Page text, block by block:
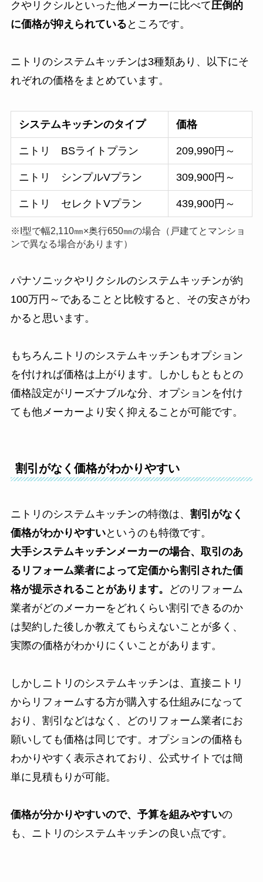
クやリクシルといった他メーカーに比べて圧倒的
に価格が抑えられている ところです。
ニトリのシステムキッチンは3種類あり、以下にそ
れぞれの価格をまとめています。
システムキッチンのタイプ 価格
ニトリ BSライトプラン 209,990円～
ニトリ シンプルVプラン 309,900円～
ニトリ セレクトVプラン 439,900円～
※I型で幅2,110㎜×奥行650㎜の場合（戸建てとマンショ
ンで異なる場合があります）
パナソニックやリクシルのシステムキッチンが約
100万円～であることと比較すると、その安さがわ
かると思います。
もちろんニトリのシステムキッチンもオプション
を付ければ価格は上がります。しかしもともとの
価格設定がリーズナブルな分、オプションを付け
ても他メーカーより安く抑えることが可能です。
割引がなく価格がわかりやすい
ニトリのシステムキッチンの特徴は、 割引がなく
価格がわかりやすいというのも特徴です。
大手システムキッチンメーカーの場合、取引のあ
るリフォーム業者によって定価から割引された価
格が提示されることがあります。
どのリフォーム
業者がどのメーカーをどれくらい割引できるのか
は契約した後しか教えてもらえないことが多く、
実際の価格がわかりにくいことがあります。
しかしニトリのシステムキッチンは、直接ニトリ
からリフォームする方が購入する仕組みになって
おり、割引などはなく、どのリフォーム業者にお
願いしても価格は同じです。オプションの価格も
わかりやすく表示されており、公式サイトでは簡
単に見積もりが可能。
価格が分かりやすいので、予算を組みやすいの
も、ニトリのシステムキッチンの良い点です。